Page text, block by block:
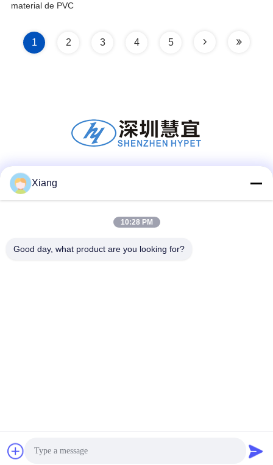
material de PVC
1 2 3 4 5
Derecho de autor 2021-2026 Shenzhen HYPET Co., Ltd. Todos
Xiang
10:28 PM
Good day, what product are you looking for?